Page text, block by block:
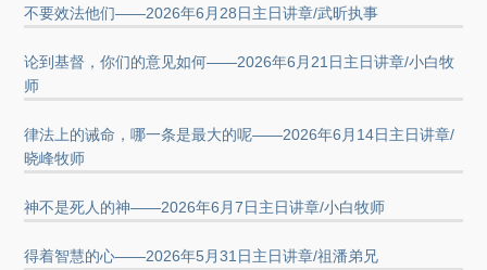
不要效法他们——2026年6月28日主日讲章/武昕执事
论到基督，你们的意见如何——2026年6月21日主日讲章/小白牧
师
律法上的诫命，哪一条是最大的呢——2026年6月14日主日讲章/
晓峰牧师
神不是死人的神——2026年6月7日主日讲章/小白牧师
得着智慧的心——2026年5月31日主日讲章/祖潘弟兄